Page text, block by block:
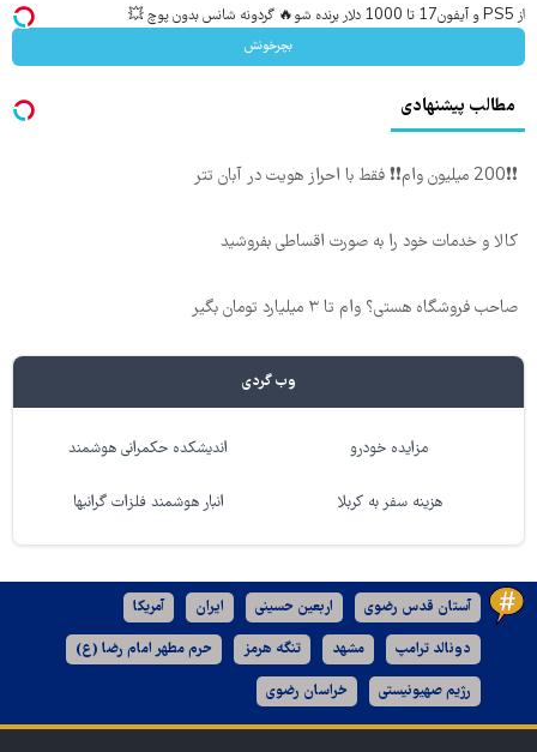
از PS5 و آیفون17 تا 1000 دلار برنده شو🔥 گردونه شانس بدون پوچ 💥
بچرخونش
مطالب پیشنهادی
❗❗200 میلیون وام❗❗ فقط با احراز هویت در آبان تتر
کالا و خدمات خود را به صورت اقساطی بفروشید
صاحب فروشگاه هستی؟ وام تا ۳ میلیارد تومان بگیر
وب گردی
مزایده خودرو اندیشکده حکمرانی هوشمند
هزینه سفر به کربلا انبار هوشمند فلزات گرانبها
آستان قدس رضوی اربعین حسینی ایران آمریکا
دونالد ترامپ مشهد تنگه هرمز حرم مطهر امام رضا (ع)
رژیم صهیونیستی خراسان رضوی